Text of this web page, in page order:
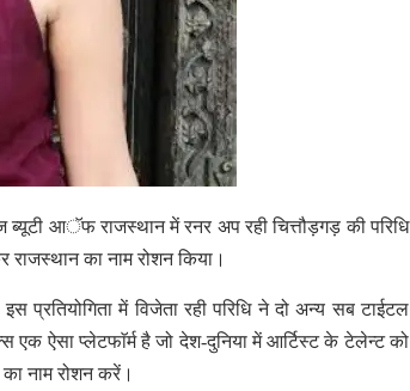
ब्यूटी आॅफ राजस्थान में रनर अप रही चित्तौड़गड़ की परिधि
का नाम रोशन किया।
प्रतियोगिता में विजेता रही परिधि ने दो अन्य सब टाईटल
एक ऐसा प्लेटफाॅर्म है जो देश-दुनिया में आर्टिस्ट के टेलेन्ट को
नाम रोशन करें।